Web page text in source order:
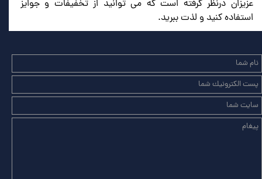
عزیزان درنظر گرفته است که می توانید از تخفیفات و جوایز
استفاده کنید و لذت ببرید.